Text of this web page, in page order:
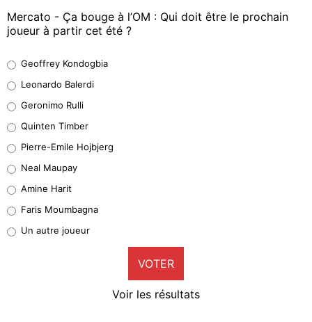
Mercato - Ça bouge à l’OM : Qui doit être le prochain
joueur à partir cet été ?
38%
32%
5%
1%
9%
Geoffrey Kondogbia
Leonardo Balerdi
Geronimo Rulli
Quinten Timber
Pierre-Emile Hojbjerg
Neal Maupay
Amine Harit
Faris Moumbagna
Un autre joueur
VOTER
Voir les résultats